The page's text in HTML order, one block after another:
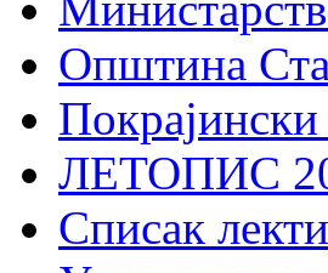
Општина
Покрајински
ЛЕТОПИС
Списак